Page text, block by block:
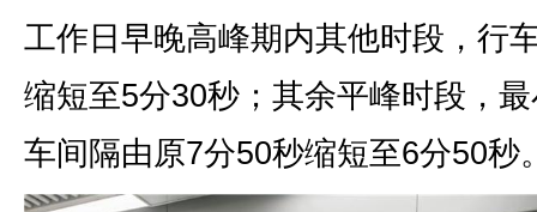
工作日早晚高峰期内其他时段，行
缩短至5分30秒；其余平峰时段，
车间隔由原7分50秒缩短至6分50秒